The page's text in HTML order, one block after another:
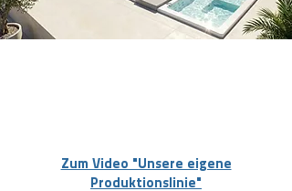
Zum Video "Unsere eigene
Produktionslinie"